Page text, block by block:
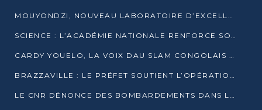
MOUYONDZI, NOUVEAU LABORATOIRE D’EXCELLENCE PÉDAGOGIQUE AVEC L’ENFICE
SCIENCE : L’ACADÉMIE NATIONALE RENFORCE SON ÉQUIPE ET TRACE SA FEUILLE DE ROUTE 2026
CARDY YOUELO, LA VOIX DAU SLAM CONGOLAIS QUI INTERPELLE LE MONDE
BRAZZAVILLE : LE PRÉFET SOUTIENT L’OPÉRATION « ZÉRO KULUNA » ET APPELLE À LA VIGILANCE CITOYENNE
LE CNR DÉNONCE DES BOMBARDEMENTS DANS LE POOL ET ACCUSE LE GOUVERNEMENT